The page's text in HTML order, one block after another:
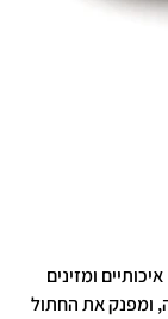
ומזינים
ומפנק את החתול